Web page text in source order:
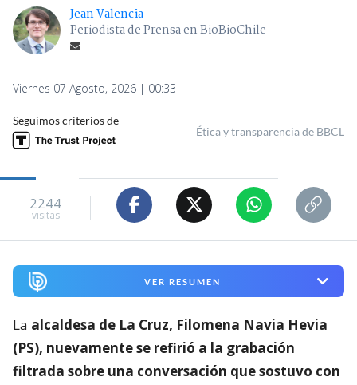
Jean Valencia
Periodista de Prensa en BioBioChile
Viernes 07 Agosto, 2026 | 00:33
Seguimos criterios de
Ética y transparencia de BBCL
2244
visitas
VER RESUMEN
La alcaldesa de La Cruz, Filomena Navia Hevia
(PS), nuevamente se refirió a la grabación
filtrada sobre una conversación que sostuvo con